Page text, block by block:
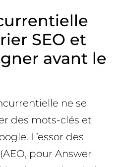
SEO et
avant le
ne se
des mots-clés et
L’essor des
pour Answer